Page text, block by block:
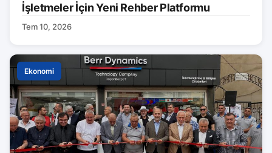
İşletmeler İçin Yeni Rehber Platformu
Tem 10, 2026
Ekonomi